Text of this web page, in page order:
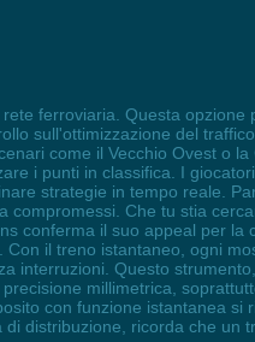
ferroviaria. Questa opzione
sull'ottimizzazione del
come il Vecchio Ovest o la
i punti in classifica. I
strategie in tempo reale.
compromessi. Che tu stia
conferma il suo appeal per la
il treno istantaneo, ogni
interruzioni. Questo
millimetrica,
con funzione istantanea si
distribuzione, ricorda che un